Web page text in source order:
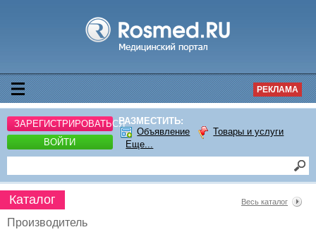
РЕКЛАМА
ЗАРЕГИСТРИРОВАТЬСЯ
ВОЙТИ
РАЗМЕСТИТЬ:
Объявление
Товары и услуги
Еще...
Каталог Весь каталог
Производитель